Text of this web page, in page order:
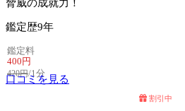
脅威の成就力！
鑑定歴9年
鑑定料
400円
420円/1分
口コミを見る
割引中